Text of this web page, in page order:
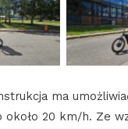
ma
około 20 km/h. Ze